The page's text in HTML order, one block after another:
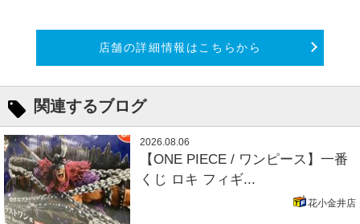
店舗の詳細情報はこちらから
関連するブログ
2026.08.06
【ONE PIECE / ワンピース】一番
くじ ロキ フィギ...
花小金井店